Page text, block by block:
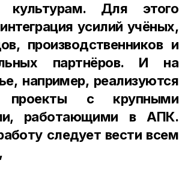
культурам. Для этого
усилий учёных,
производственников и
партнёров. И на
например, реализуются
проекты с крупными
работающими в АПК.
следует вести всем